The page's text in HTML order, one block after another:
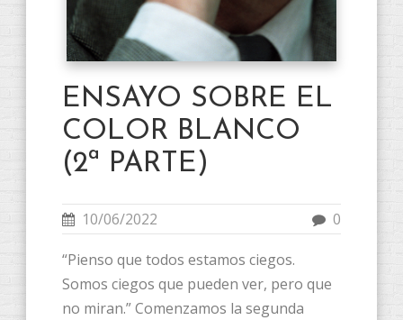
ENSAYO SOBRE EL
COLOR BLANCO
(2ª PARTE)
10/06/2022 0
“Pienso que todos estamos ciegos.
Somos ciegos que pueden ver, pero que
no miran.” Comenzamos la segunda